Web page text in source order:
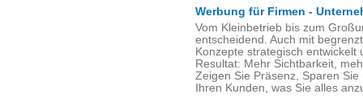
Werbung für Firmen -
Vom Kleinbetrieb bis zum
entscheidend. Auch mit
Konzepte strategisch
Resultat: Mehr Sichtbarkeit,
Zeigen Sie Präsenz, Sparen
Ihren Kunden, was Sie alles